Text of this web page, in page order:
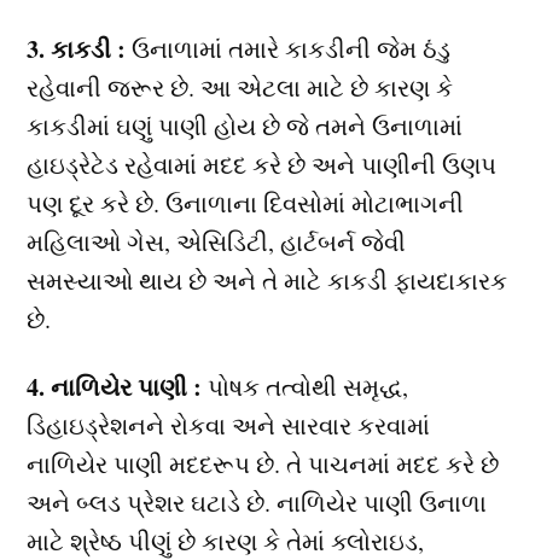
3. કાકડી : ઉનાળામાં તમારે કાકડીની જેમ ઠંડુ
રહેવાની જરૂર છે. આ એટલા માટે છે કારણ કે
કાકડીમાં ઘણું પાણી હોય છે જે તમને ઉનાળામાં
હાઇડ્રેટેડ રહેવામાં મદદ કરે છે અને પાણીની ઉણપ
પણ દૂર કરે છે. ઉનાળાના દિવસોમાં મોટાભાગની
મહિલાઓ ગેસ, એસિડિટી, હાર્ટબર્ન જેવી
સમસ્યાઓ થાય છે અને તે માટે કાકડી ફાયદાકારક
છે.
4. નાળિયેર પાણી : પોષક તત્વોથી સમૃદ્ધ,
ડિહાઇડ્રેશનને રોકવા અને સારવાર કરવામાં
નાળિયેર પાણી મદદરૂપ છે. તે પાચનમાં મદદ કરે છે
અને બ્લડ પ્રેશર ઘટાડે છે. નાળિયેર પાણી ઉનાળા
માટે શ્રેષ્ઠ પીણું છે કારણ કે તેમાં ક્લોરાઇડ,